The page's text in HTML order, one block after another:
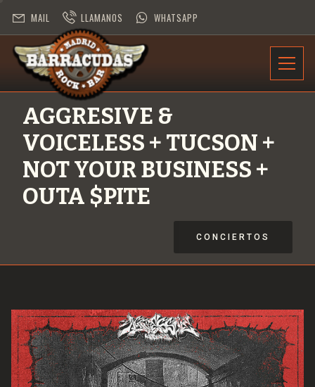
MAIL LLAMANOS WHATSAPP
AGGRESIVE &
VOICELESS + TUCSON +
NOT YOUR BUSINESS +
OUTA $PITE
CONCIERTOS
CONTRATACIÓN